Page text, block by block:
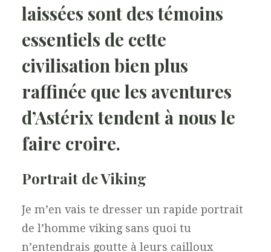
laissées sont des témoins
essentiels de cette
civilisation bien plus
raffinée que les aventures
d’Astérix tendent à nous le
faire croire.
Portrait de Viking
Je m’en vais te dresser un rapide portrait
de l’homme viking sans quoi tu
n’entendrais goutte à leurs cailloux